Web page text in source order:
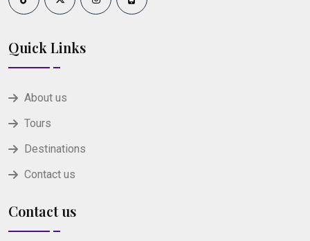
Quick Links
About us
Tours
Destinations
Contact us
Contact us